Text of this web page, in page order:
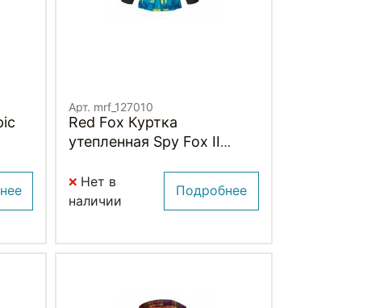
Арт. mrf_127010
Red Fox Куртка
утепленная Spy Fox II
Нет в
наличии
Подробнее